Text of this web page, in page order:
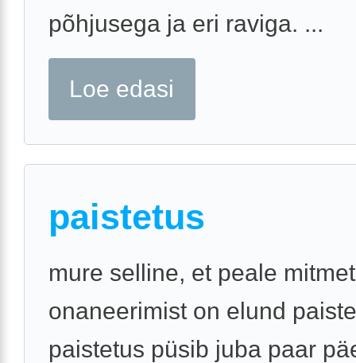
põhjusega ja eri raviga. ...
Loe edasi
paistetus
mure selline, et peale
onaneerimist on elund
paistetus püsib juba paar